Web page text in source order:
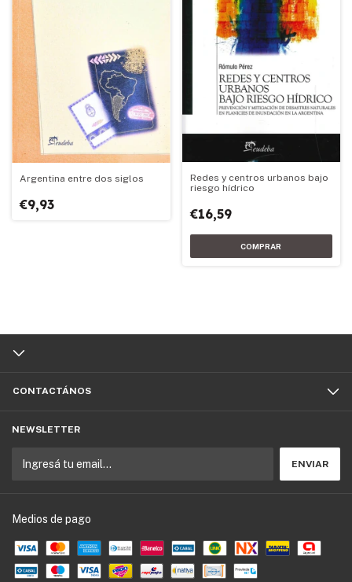
Argentina entre dos siglos
€9,93
Redes y centros urbanos bajo
riesgo hídrico
€16,59
CONTACTÁNOS
NEWSLETTER
Medios de pago